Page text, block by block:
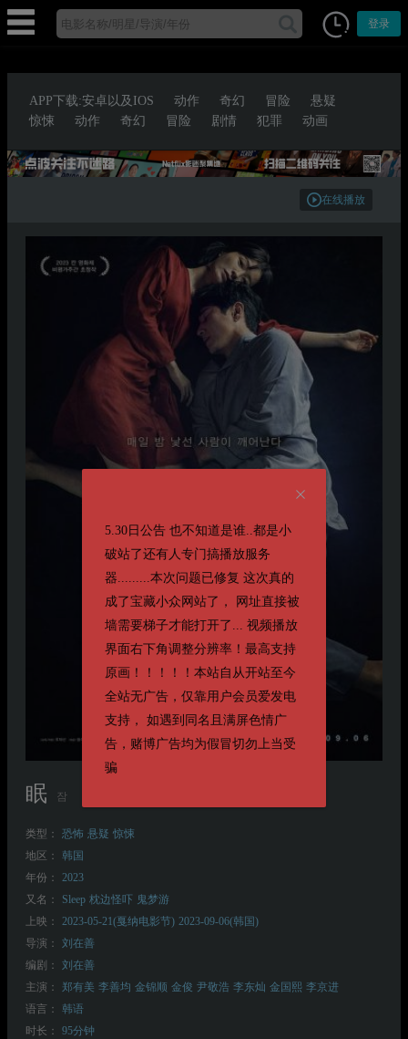
登录
5.30日公告 也不知道是谁..都是小
破站了还有人专门搞播放服务
器.........本次问题已修复 这次真的
成了宝藏小众网站了， 网址直接被
墙需要梯子才能打开了... 视频播放
界面右下角调整分辨率！最高支持
原画！！！！！本站自从开站至今
全站无广告，仅靠用户会员爱发电
支持， 如遇到同名且满屏色情广
告，赌博广告均为假冒切勿上当受
骗
APP下载:安卓以及IOS 动作 奇幻 冒险
悬疑
惊悚
动作 奇幻 冒险 剧情 犯罪 动画
在线播放
眠 잠
类型： 恐怖 悬疑 惊悚
地区：
韩国
年份：
2023
又名：
Sleep 枕边怪吓 鬼梦游
上映：
2023-05-21(戛纳电影节) 2023-09-06(韩国)
导演：
刘在善
编剧：
刘在善
主演：
郑有美 李善均 金锦顺 金俊 尹敬浩 李东灿 金国熙 李京进
语言：
韩语
时长：
95分钟